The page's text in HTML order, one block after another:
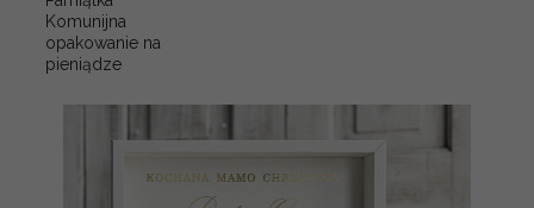
Komunijna
opakowanie na
pieniądze